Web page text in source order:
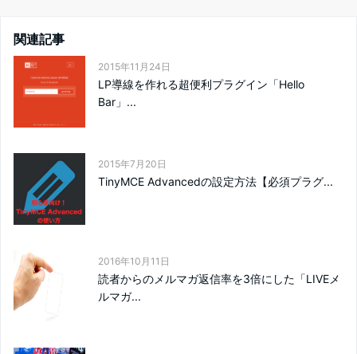
関連記事
2015年11月24日
LP導線を作れる超便利プラグイン「Hello
Bar」...
2015年7月20日
TinyMCE Advancedの設定方法【必須プラグ...
2016年10月11日
読者からのメルマガ返信率を3倍にした「LIVEメ
ルマガ...